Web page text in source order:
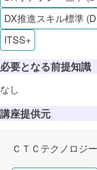
DX推進スキル標準
ITSS+
必要となる前提知識
なし
講座提供元
ＣＴＣテクノロジ